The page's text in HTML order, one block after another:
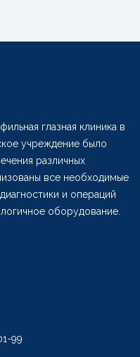
глазная клиника в
учреждение было
различных
все необходимые
и операций
оборудование.
99